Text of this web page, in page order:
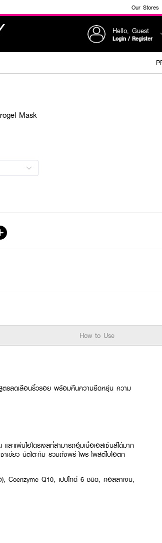
Our Stores
Hello, Guest
Login / Register
Mask
How to Use
ตรลดเลือนริ้วรอย พร้อมคืนความยืดหยุ่น ความ
ะแผ่นไฮโดรเจลที่สามารถอุ้มเนื้อเอสเซ้นส์ได้มาก
เขียว นัตโตะกัม รวมถึงพรี-โพร-โพสต์ไบโอติก
Coenzyme Q10, เปปไทด์ 6 ชนิด, คอลลาเจน,